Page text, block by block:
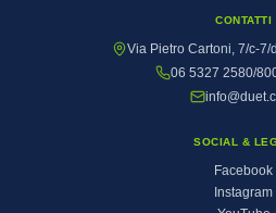
CONTATTI
Via Pietro Cartoni, 7/c-
06 5327 2580/
SOCIAL &
Facebook
Instagram